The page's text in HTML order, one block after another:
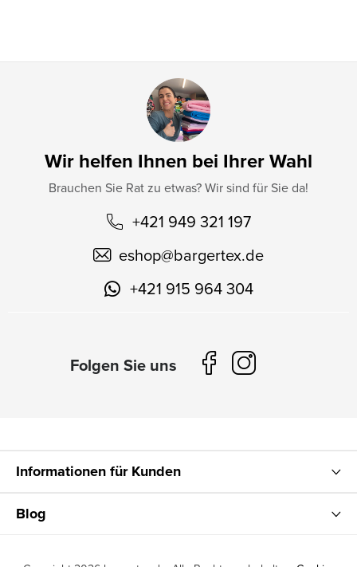
Wir helfen Ihnen bei Ihrer Wahl
Brauchen Sie Rat zu etwas? Wir sind für Sie da!
+421 949 321 197
eshop@bargertex.de
+421 915 964 304
Informationen für Kunden
Blog